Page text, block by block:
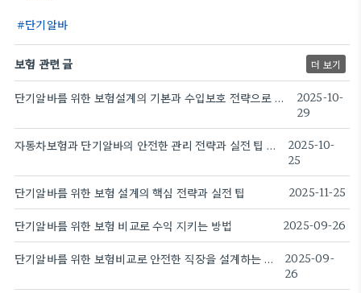
단기알바
보험 관련 글 더 보기
단기알바를 위한 보험설계의 기본과 수입보호 전략으로 재무건강성 강화
2025-10-
29
자동차보험과 단기알바의 안전한 관리 전략과 실전 팁 모음
2025-10-
25
단기알바를 위한 보험 설계의 핵심 전략과 실전 팁 2025-11-25
단기알바를 위한 보험 비교로 수익 지키는 방법 2025-09-26
단기알바를 위한 보험비교로 안전한 직장을 설계하는 방법
2025-09-
26